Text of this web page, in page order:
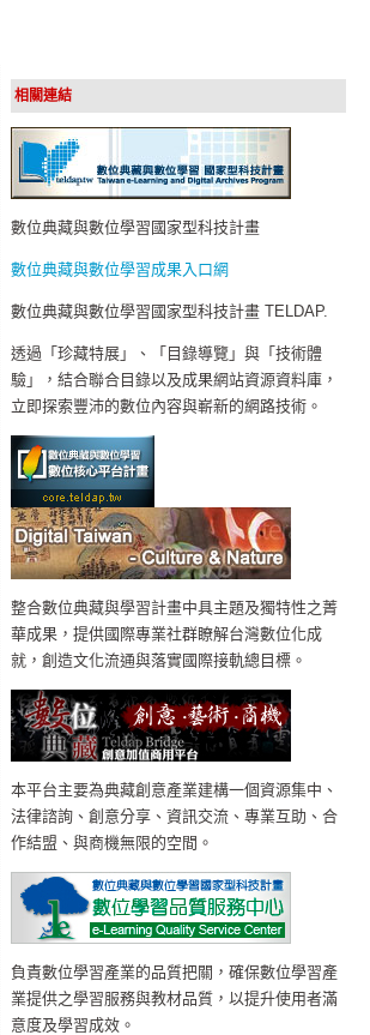
相關連結
數位典藏與數位學習國家型科技計畫
數位典藏與數位學習成果入口網
數位典藏與數位學習國家型科技計畫 TELDAP.
透過「珍藏特展」、「目錄導覽」與「技術體
驗」，結合聯合目錄以及成果網站資源資料庫，
立即探索豐沛的數位內容與嶄新的網路技術。
整合數位典藏與學習計畫中具主題及獨特性之菁
華成果，提供國際專業社群瞭解台灣數位化成
就，創造文化流通與落實國際接軌總目標。
本平台主要為典藏創意產業建構一個資源集中、
法律諮詢、創意分享、資訊交流、專業互助、合
作結盟、與商機無限的空間。
負責數位學習產業的品質把關，確保數位學習產
業提供之學習服務與教材品質，以提升使用者滿
意度及學習成效。